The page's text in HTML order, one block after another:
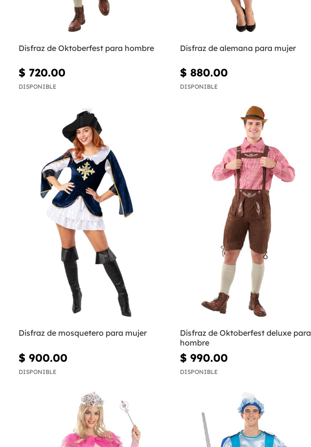
Disfraz de Oktoberfest para hombre
$ 720.00
DISPONIBLE
Disfraz de alemana para mujer
$ 880.00
DISPONIBLE
Disfraz de mosquetero para mujer
$ 900.00
DISPONIBLE
Disfraz de Oktoberfest deluxe para
hombre
$ 990.00
DISPONIBLE